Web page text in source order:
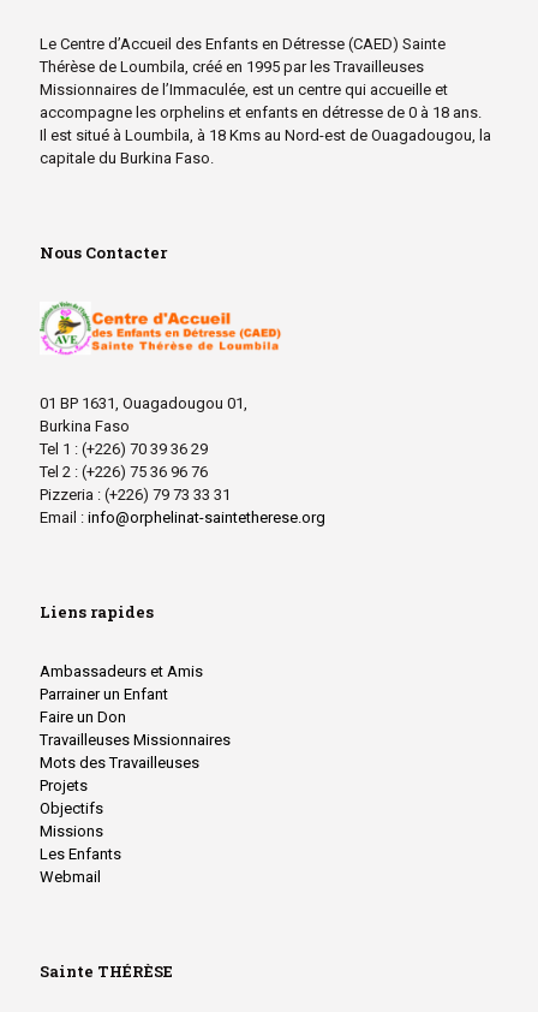
Le Centre d’Accueil des Enfants en Détresse (CAED) Sainte
Thérèse de Loumbila, créé en 1995 par les Travailleuses
Missionnaires de l’Immaculée, est un centre qui accueille et
accompagne les orphelins et enfants en détresse de 0 à 18 ans.
Il est situé à Loumbila, à 18 Kms au Nord-est de Ouagadougou, la
capitale du Burkina Faso.
Nous Contacter
01 BP 1631, Ouagadougou 01,
Burkina Faso
Tel 1 : (+226) 70 39 36 29
Tel 2 : (+226) 75 36 96 76
Pizzeria : (+226) 79 73 33 31
Email : info@orphelinat-saintetherese.org
Liens rapides
Ambassadeurs et Amis
Parrainer un Enfant
Faire un Don
Travailleuses Missionnaires
Mots des Travailleuses
Projets
Objectifs
Missions
Les Enfants
Webmail
Sainte THÉRÈSE